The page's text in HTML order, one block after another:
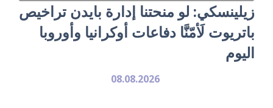
زيلينسكي: لو منحتنا إدارة بايدن تراخيص
باتريوت لَأمّنَّا دفاعات أوكرانيا وأوروبا
اليوم
08.08.2026